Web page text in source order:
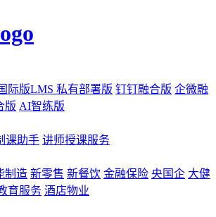
际版LMS 私有部署版 钉钉融合版 企微融
版 AI智练版
课助手 讲师授课服务
制造 新零售 新餐饮 金融保险 央国企 大健
育服务 酒店物业